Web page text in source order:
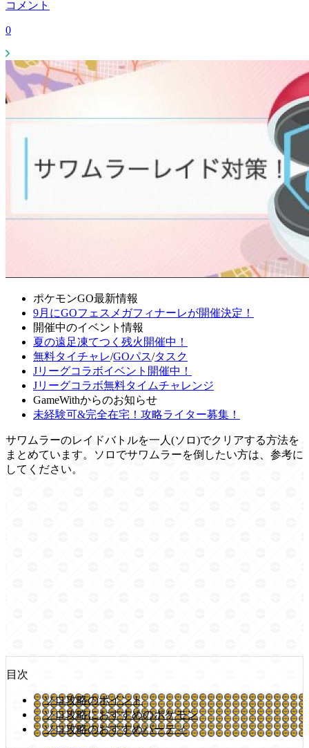
コメント
0
ポケモンGO最新情報
9月にGOフェスメガフィナーレが開催決定！
開催中のイベント情報
夏の遠足凍てつく残火開催中！
無料タイチャレ/GOパス/タスク
Jリーグコラボイベント開催中！
Jリーグコラボ無料タイムチャレンジ
GameWithからのお知らせ
未経験可&完全在宅！攻略ライター募集！
サワムラーのレイドバトルを一人(ソロ)でクリアする方法を
まとめています。ソロでサワムラーを倒したい方は、参考に
してください。
目次
ソロ攻略のポイント
ソロ攻略におすすめのポケモン
ソロ攻略のおすすめパーティ